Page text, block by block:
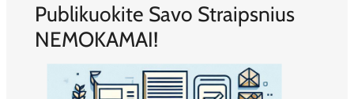
Publikuokite Savo Straipsnius
NEMOKAMAI!